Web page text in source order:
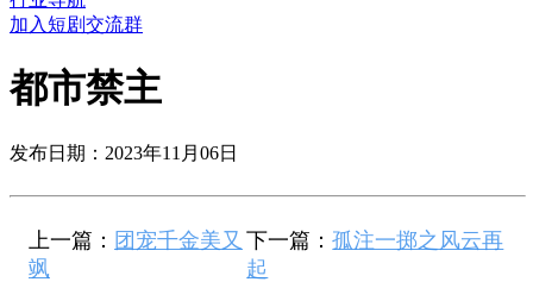
加入短剧交流群
都市禁主
发布日期：2023年11月06日
上一篇： 团宠千金美又
飒
下一篇：孤注一掷之风云再
起